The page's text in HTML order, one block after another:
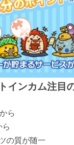
インカム注目
ら
ら
の質が随一